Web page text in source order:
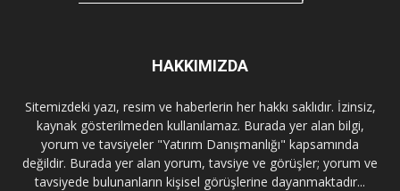
HAKKIMIZDA
Sitemizdeki yazı, resim ve haberlerin her hakkı saklıdır. İzinsiz,
kaynak gösterilmeden kullanılamaz. Burada yer alan bilgi,
yorum ve tavsiyeler "Yatırım Danışmanlığı" kapsamında
değildir. Burada yer alan yorum, tavsiye ve görüşler; yorum ve
tavsiyede bulunanların kişisel görüşlerine dayanmaktadır...